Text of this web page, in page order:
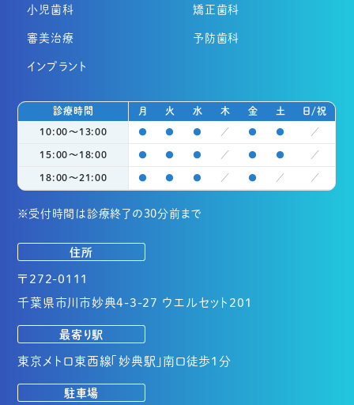
小児歯科
矯正歯科
審美治療
予防歯科
インプラント
診療時間 月 火 水 木 金 土
日/祝
10:00〜13:00
● ● ● ／ ● ● ／
15:00〜18:00 ● ● ● ／ ● ● ／
18:00〜21:00 ● ● ● ／ ● ／ ／
※受付時間は診療終了の30分前まで
住所
〒272-0111
千葉県市川市妙典4-3-27 ウエルセット201
最寄り駅
東京メトロ東西線「妙典駅」南口徒歩1分
駐車場